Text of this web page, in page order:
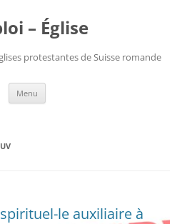
– Église
protestantes de Suisse romande
Menu
le auxiliaire à